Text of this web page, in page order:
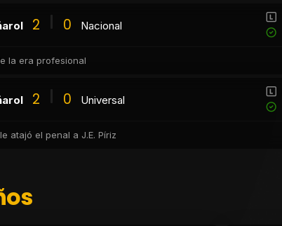
2 0 Nacional
la era profesional
2 0 Universal
atajó el penal a J.E. Píriz